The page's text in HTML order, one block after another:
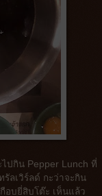
ปกิน Pepper Lunch ที่
ลเวิร์ลด์ กะว่าจะกิน
อบยี่สิบโต๊ะ เห็นแล้ว